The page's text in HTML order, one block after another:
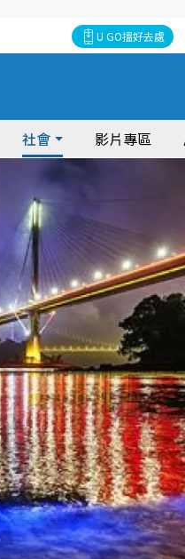
U GO搵好去處
社會 影片專區